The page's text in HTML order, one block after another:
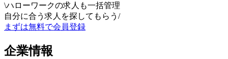
\ハローワークの求人も一括管理
自分に合う求人を探してもらう /
まずは無料で会員登録
企業情報